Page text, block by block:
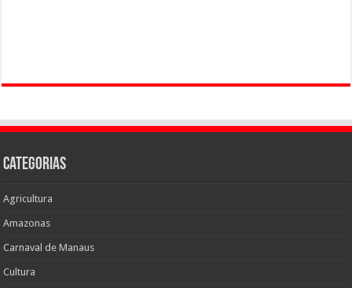
Categorias
Agricultura
Amazonas
Carnaval de Manaus
Cultura